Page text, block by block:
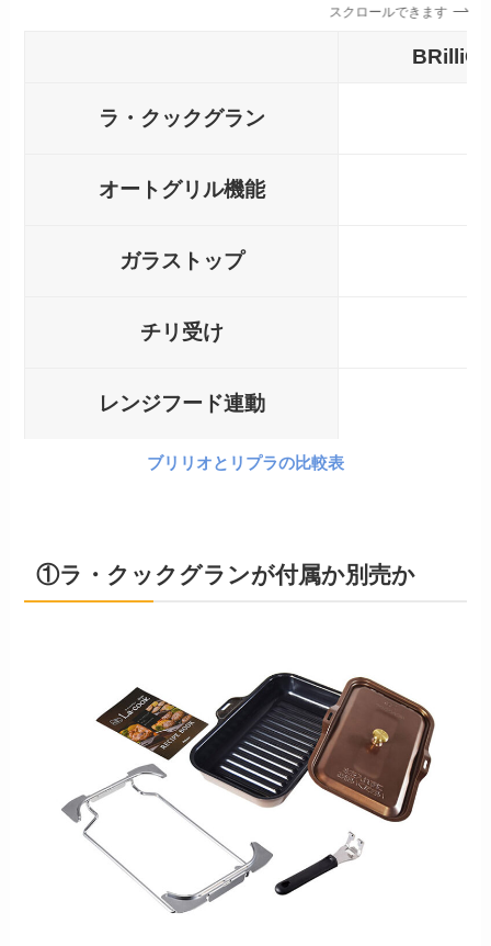
スクロールできます
BRilliO(
ラ・クックグラン
オートグリル機能
ガラストップ
チリ受け
レンジフード連動
ブリリオとリプラの比較表
①ラ・クックグランが付属か別売か